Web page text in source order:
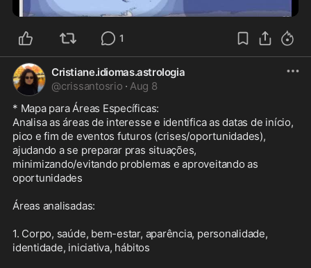
1
Cristiane.idiomas.astrologia
@crissantosrio · Aug 8
* Mapa para Áreas Específicas:
Analisa as áreas de interesse e identifica as datas de início,
pico e fim de eventos futuros (crises/oportunidades),
ajudando a se preparar pras situações,
minimizando/evitando problemas e aproveitando as
oportunidades
Áreas analisadas:
1. Corpo, saúde, bem-estar, aparência, personalidade,
identidade, iniciativa, hábitos